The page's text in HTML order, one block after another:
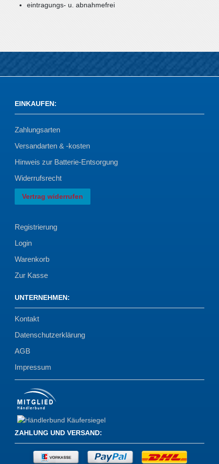
eintragungs- u. abnahmefrei
EINKAUFEN:
Zahlungsarten
Versandarten & -kosten
Hinweis zur Batterie-Entsorgung
Widerrufsrecht
Vertrag widerrufen
Registrierung
Login
Warenkorb
Zur Kasse
UNTERNEHMEN:
Kontakt
Datenschutzerklärung
AGB
Impressum
ZAHLUNG UND VERSAND: